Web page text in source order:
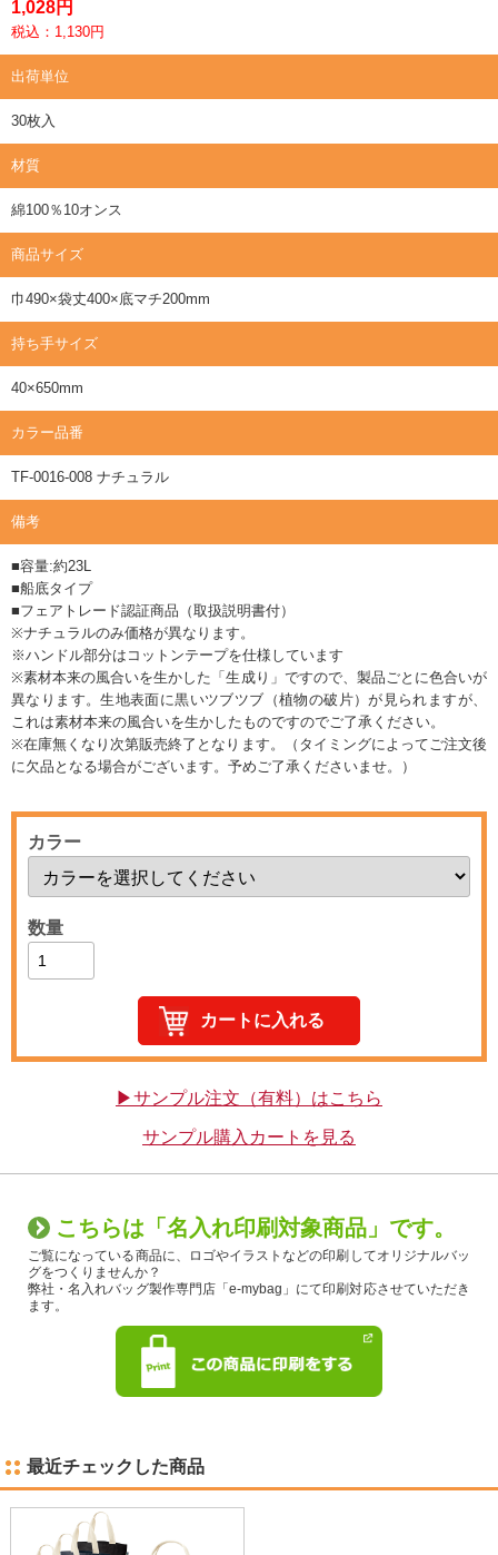
1,028円
税込：1,130円
出荷単位
30枚入
材質
綿100％10オンス
商品サイズ
巾490×袋丈400×底マチ200mm
持ち手サイズ
40×650mm
カラー品番
TF-0016-008 ナチュラル
備考
■容量:約23L
■船底タイプ
■フェアトレード認証商品（取扱説明書付）
※ナチュラルのみ価格が異なります。
※ハンドル部分はコットンテープを仕様しています
※素材本来の風合いを生かした「生成り」ですので、製品ごとに色合いが
異なります。生地表面に黒いツブツブ（植物の破片）が見られますが、
これは素材本来の風合いを生かしたものですのでご了承ください。
※在庫無くなり次第販売終了となります。（タイミングによってご注文後
に欠品となる場合がございます。予めご了承くださいませ。）
カラー
数量
▶サンプル注文（有料）はこちら
サンプル購入カートを見る
こちらは「名入れ印刷対象商品」です。
ご覧になっている商品に、ロゴやイラストなどの印刷してオリジナルバッ
グをつくりませんか？
弊社・名入れバッグ製作専門店「e-mybag」にて印刷対応させていただき
ます。
最近チェックした商品